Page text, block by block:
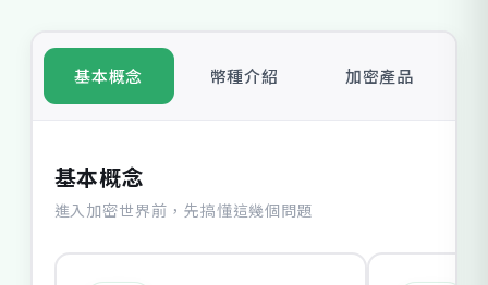
基本概念 幣種介紹 加密產品
基本概念
進入加密世界前，先搞懂這幾個問題